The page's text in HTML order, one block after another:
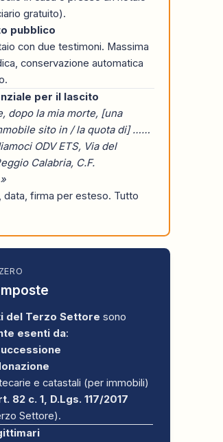
gratuito).
pubblico
con due testimoni. Massima
conservazione automatica
per il lascito
dopo la mia morte, [una
sito in / la quota di] ……
ODV ETS, Via del
Calabria, C.F.
data, firma per esteso. Tutto
del Terzo Settore sono
esenti da:
e catastali (per immobili)
82 c. 1, D.Lgs. 117/2017
Settore).